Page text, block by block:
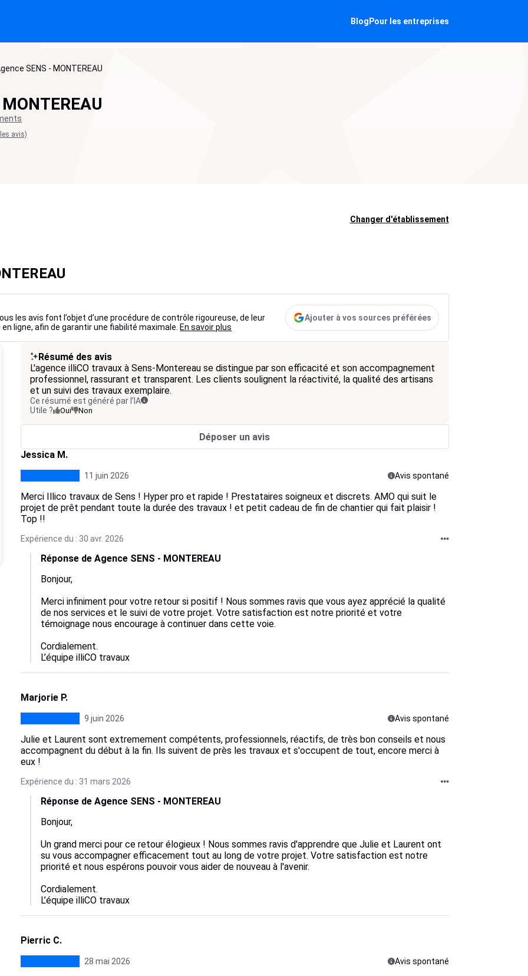
Blog Pour les entreprises
SENS - MONTEREAU
avis)
Changer d'établissement
les avis font l’objet d’une procédure de contrôle rigoureuse, de leur
ligne, afin de garantir une fiabilité maximale. En savoir plus
Ajouter à vos sources préférées
Résumé des avis
L'agence illiCO travaux à Sens-Montereau se distingue par son efficacité et son accompagnement
professionnel, rassurant et transparent. Les clients soulignent la réactivité, la qualité des artisans
et un suivi des travaux exemplaire.
Ce résumé est généré par l’IA
Utile ?
Oui Non
Déposer un avis
Jessica M.
11 juin 2026 Avis spontané
Merci Illico travaux de Sens ! Hyper pro et rapide ! Prestataires soigneux et discrets. AMO qui suit le
projet de prêt pendant toute la durée des travaux ! et petit cadeau de fin de chantier qui fait plaisir !
Top !!
Expérience du : 30 avr. 2026
Réponse de Agence SENS - MONTEREAU
Bonjour,
Merci infiniment pour votre retour si positif ! Nous sommes ravis que vous ayez apprécié la qualité
de nos services et le suivi de votre projet. Votre satisfaction est notre priorité et votre
témoignage nous encourage à continuer dans cette voie.
Cordialement.
L’équipe illiCO travaux
Marjorie P.
9 juin 2026 Avis spontané
Julie et Laurent sont extremement compétents, professionnels, réactifs, de très bon conseils et nous
accompagnent du début à la fin. Ils suivent de près les travaux et s'occupent de tout, encore merci à
eux !
Expérience du : 31 mars 2026
Réponse de Agence SENS - MONTEREAU
Bonjour,
Un grand merci pour ce retour élogieux ! Nous sommes ravis d'apprendre que Julie et Laurent ont
su vous accompagner efficacement tout au long de votre projet. Votre satisfaction est notre
priorité et nous espérons pouvoir vous aider de nouveau à l'avenir.
Cordialement.
L’équipe illiCO travaux
Pierric C.
28 mai 2026 Avis spontané